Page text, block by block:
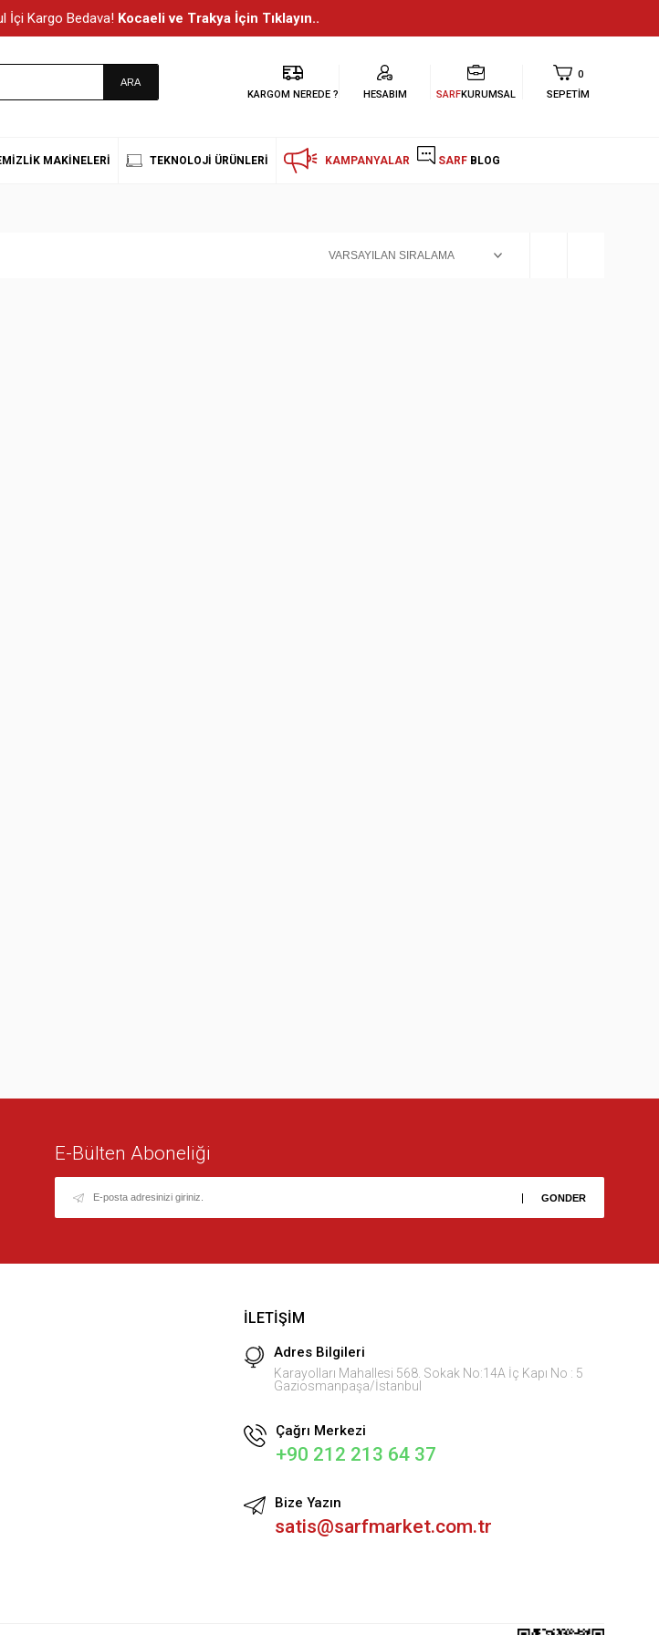
İçi Kargo Bedava! Kocaeli ve Trakya İçin Tıklayın..
KARGOM NEREDE ? HESABIM SARFKURUMSAL
0
SEPETIM
MAKINELERI TEKNOLOJI ÜRÜNLERI KAMPANYALAR SARF BLOG
E-Bülten Aboneliği
İLETIŞIM
Adres Bilgileri
Karayolları Mahallesi 568. Sokak No:14A İç Kapı No : 5
Gaziosmanpaşa/İstanbul
Çağrı Merkezi
+90 212 213 64 37
Bize Yazın
satis@sarfmarket.com.tr